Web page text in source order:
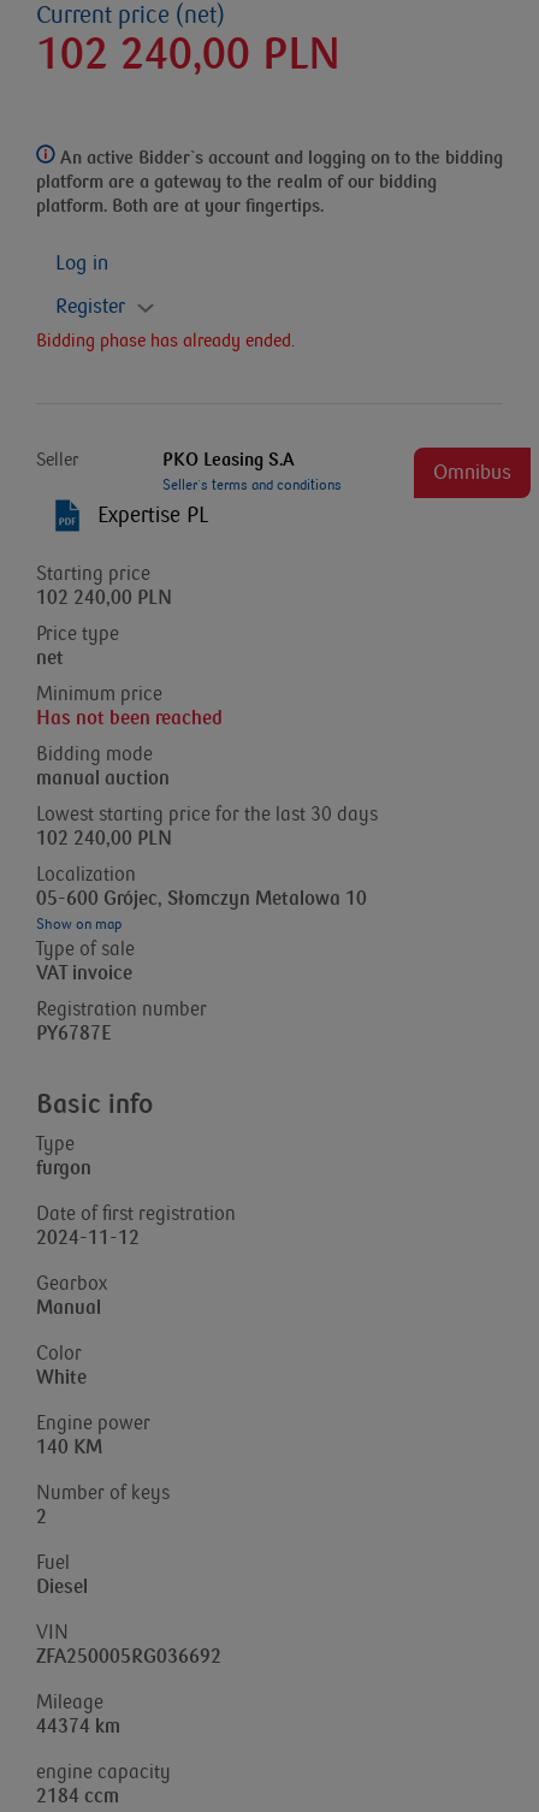
Current price (net)
102 240,00 PLN
An active Bidder`s account and logging on to the bidding
platform are a gateway to the realm of our bidding
platform. Both are at your fingertips.
Log in
Register
Bidding phase has already ended.
Seller PKO Leasing S.A
Seller`s terms and conditions
Omnibus
Expertise PL
Starting price
102 240,00 PLN
Price type
net
Minimum price
Has not been reached
Bidding mode
manual auction
Lowest starting price for the last 30 days
102 240,00 PLN
Localization
05-600 Grójec, Słomczyn Metalowa 10
Show on map
Type of sale
VAT invoice
Registration number
PY6787E
Basic info
Type
furgon
Date of first registration
2024-11-12
Gearbox
Manual
Color
White
Engine power
140 KM
Number of keys
2
Fuel
Diesel
VIN
ZFA250005RG036692
Mileage
44374 km
engine capacity
2184 ccm